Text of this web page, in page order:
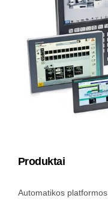
Produktai
Automatikos platformos